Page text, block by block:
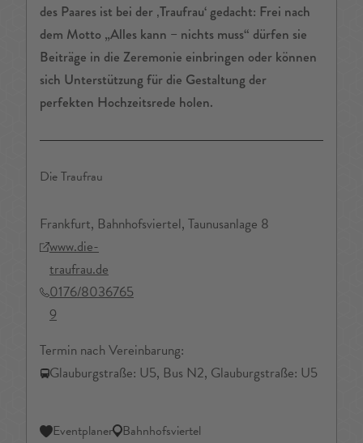
des Paares ist bei der ‚Traufrau‘ gedacht: Frei nach
dem Motto „Alles kann – nichts muss“ dürfen sie
Beiträge in die Zeremonie einbringen oder können
sich Unterstützung für die Gestaltung der
perfekten Hochzeitsrede holen.
Die Traufrau
Frankfurt, Bahnhofsviertel, Taunusanlage 8
www.die-
traufrau.de
0176/8036765
9
Termin nach Vereinbarung:
Glauburgstraße: U5, Bus N2, Glauburgstraße: U5
Eventplaner Bahnhofsviertel